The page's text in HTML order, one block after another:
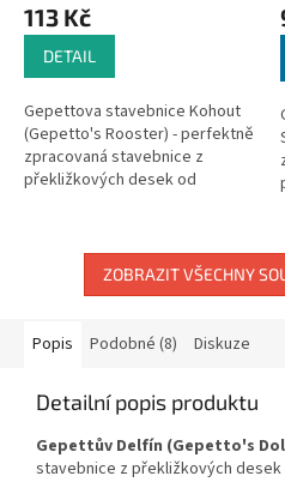
113 Kč
DETAIL
Gepettova stavebnice Kohout
(Gepetto's Rooster) - perfektně
zpracovaná stavebnice z
překližkových desek od
překližkových...
ZOBRAZIT VŠECHNY
Popis Podobné (8) Diskuze
Detailní popis produktu
Gepettův Delfín (Gepetto's
stavebnice z překližkových